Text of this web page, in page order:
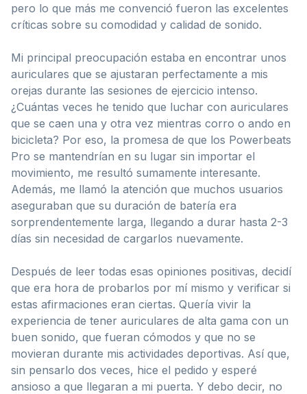
pero lo que más me convenció fueron las excelentes
críticas sobre su comodidad y calidad de sonido.
Mi principal preocupación estaba en encontrar unos
auriculares que se ajustaran perfectamente a mis
orejas durante las sesiones de ejercicio intenso.
¿Cuántas veces he tenido que luchar con auriculares
que se caen una y otra vez mientras corro o ando en
bicicleta? Por eso, la promesa de que los Powerbeats
Pro se mantendrían en su lugar sin importar el
movimiento, me resultó sumamente interesante.
Además, me llamó la atención que muchos usuarios
aseguraban que su duración de batería era
sorprendentemente larga, llegando a durar hasta 2-3
días sin necesidad de cargarlos nuevamente.
Después de leer todas esas opiniones positivas, decidí
que era hora de probarlos por mí mismo y verificar si
estas afirmaciones eran ciertas. Quería vivir la
experiencia de tener auriculares de alta gama con un
buen sonido, que fueran cómodos y que no se
movieran durante mis actividades deportivas. Así que,
sin pensarlo dos veces, hice el pedido y esperé
ansioso a que llegaran a mi puerta. Y debo decir, no